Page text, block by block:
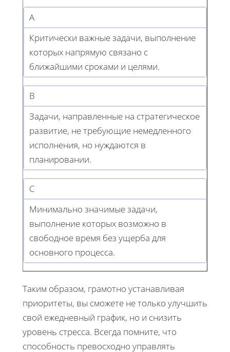
A
Критически важные задачи, выполнение
которых напрямую связано с
ближайшими сроками и целями.
B
Задачи, направленные на стратегическое
развитие, не требующие немедленного
исполнения, но нуждаются в
планировании.
C
Минимально значимые задачи,
выполнение которых возможно в
свободное время без ущерба для
основного процесса.
Таким образом, грамотно устанавливая
приоритеты, вы сможете не только улучшить
свой ежедневный график, но и снизить
уровень стресса. Всегда помните, что
способность превосходно управлять